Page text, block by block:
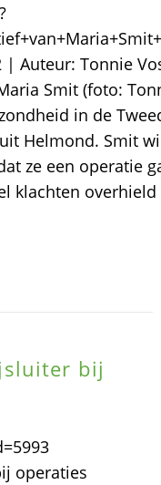
| Auteur: Tonnie
Smit (foto:
in de
Helmond. Smit
ze een operatie
klachten
bij
operaties